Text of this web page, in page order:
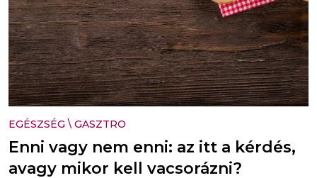
EGÉSZSÉG \ GASZTRO
Enni vagy nem enni: az itt a kérdés,
avagy mikor kell vacsorázni?